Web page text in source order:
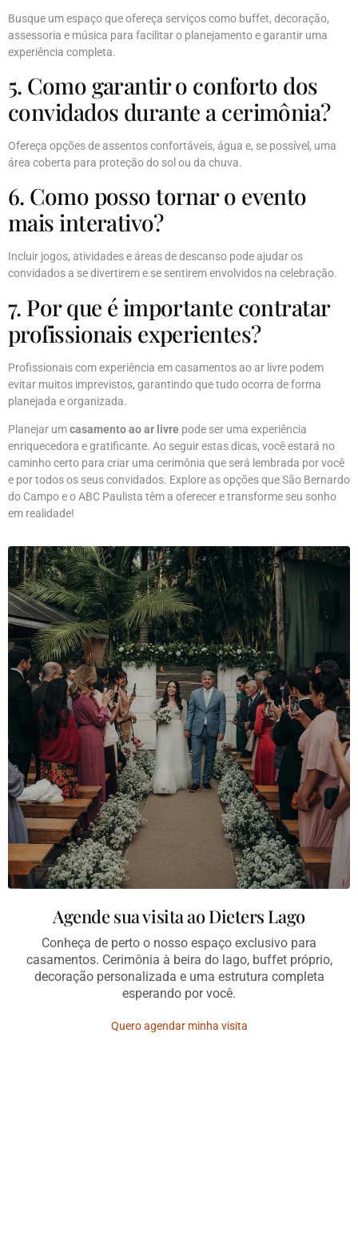
Busque um espaço que ofereça serviços como buffet, decoração,
assessoria e música para facilitar o planejamento e garantir uma
experiência completa.
5. Como garantir o conforto dos
convidados durante a cerimônia?
Ofereça opções de assentos confortáveis, água e, se possível, uma
área coberta para proteção do sol ou da chuva.
6. Como posso tornar o evento
mais interativo?
Incluir jogos, atividades e áreas de descanso pode ajudar os
convidados a se divertirem e se sentirem envolvidos na celebração.
7. Por que é importante contratar
profissionais experientes?
Profissionais com experiência em casamentos ao ar livre podem
evitar muitos imprevistos, garantindo que tudo ocorra de forma
planejada e organizada.
Planejar umcasamento ao ar livre pode ser uma experiência
enriquecedora e gratificante. Ao seguir estas dicas, você estará no
caminho certo para criar uma cerimônia que será lembrada por você
e por todos os seus convidados. Explore as opções que São Bernardo
do Campo e o ABC Paulista têm a oferecer e transforme seu sonho
em realidade!
Agende sua visita ao Dieters Lago
Conheça de perto o nosso espaço exclusivo para
casamentos. Cerimônia à beira do lago, buffet próprio,
decoração personalizada e uma estrutura completa
esperando por você.
Quero agendar minha visita